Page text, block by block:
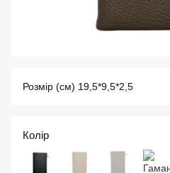
Розмір (см) 19,5*9,5*2,5
Колір